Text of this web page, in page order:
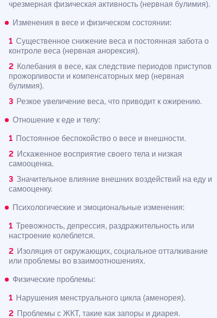
чрезмерная физическая активность (нервная булимия).
Изменения в весе и физическом состоянии:
Существенное снижение веса и постоянная забота о
контроле веса (нервная анорексия).
Колебания в весе, как следствие периодов приступов
прожорливости и компенсаторных мер (нервная
булимия).
Резкое увеличение веса, что приводит к ожирению.
Отношение к еде и телу:
Постоянное беспокойство о весе и внешности.
Искаженное восприятие своего тела и низкая
самооценка.
Значительное влияние внешних воздействий на еду и
самооценку.
Психологические и эмоциональные изменения:
Тревожность, депрессия, раздражительность или
настроение колеблется.
Изоляция от окружающих, социальное отталкивание
или проблемы во взаимоотношениях.
Физические проблемы:
Нарушения менструального цикла (аменорея).
Проблемы с ЖКТ, такие как запоры и диарея.